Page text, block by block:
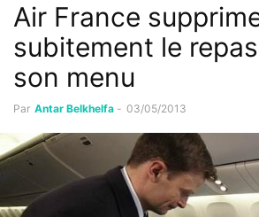
Air France
subitement le
son menu
Par Antar Belkhelfa - 03/05/2013